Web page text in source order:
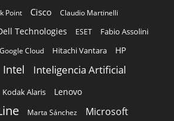
Point Cisco
Claudio Martinelli
Technologies ESET Fabio Assolini
Google Cloud Hitachi Vantara HP
Intel Inteligencia Artificial
Kodak Alaris Lenovo
Marta Sánchez
Microsoft